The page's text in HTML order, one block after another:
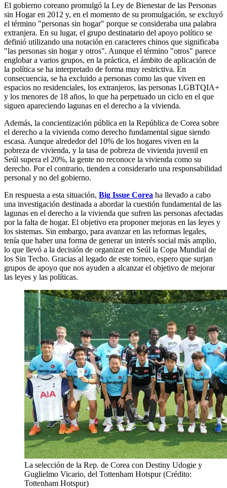
El gobierno coreano promulgó la Ley de Bienestar de las Personas
sin Hogar en 2012 y, en el momento de su promulgación, se excluyó
el término "personas sin hogar" porque se consideraba una palabra
extranjera. En su lugar, el grupo destinatario del apoyo político se
definió utilizando una notación en caracteres chinos que significaba
"las personas sin hogar y otros". Aunque el término "otros" parece
englobar a varios grupos, en la práctica, el ámbito de aplicación de
la política se ha interpretado de forma muy restrictiva. En
consecuencia, se ha excluido a personas como las que viven en
espacios no residenciales, los extranjeros, las personas LGBTQIA+
y los menores de 18 años, lo que ha perpetuado un ciclo en el que
siguen apareciendo lagunas en el derecho a la vivienda.
Además, la concientización pública en la República de Corea sobre
el derecho a la vivienda como derecho fundamental sigue siendo
escasa. Aunque alrededor del 10% de los hogares viven en la
pobreza de vivienda, y la tasa de pobreza de vivienda juvenil en
Seúl supera el 20%, la gente no reconoce la vivienda como su
derecho. Por el contrario, tienden a considerarlo una responsabilidad
personal y no del gobierno.
En respuesta a esta situación, Big Issue Corea ha llevado a cabo
una investigación destinada a abordar la cuestión fundamental de las
lagunas en el derecho a la vivienda que sufren las personas afectadas
por la falta de hogar. El objetivo era proponer mejoras en las leyes y
los sistemas. Sin embargo, para avanzar en las reformas legales,
tenía que haber una forma de generar un interés social más amplio,
lo que llevó a la decisión de organizar en Seúl la Copa Mundial de
los Sin Techo. Gracias al legado de este torneo, espero que surjan
grupos de apoyo que nos ayuden a alcanzar el objetivo de mejorar
las leyes y las políticas.
La selección de la Rep. de Corea con Destiny Udogie y
Guglielmo Vicario, del Tottenham Hotspur (Crédito:
Tottenham Hotspur)